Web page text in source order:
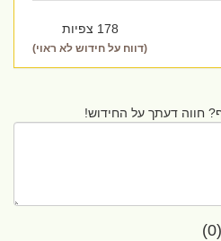
178 צפיות
(דווח על חידוש לא ראוי)
דעתך על החידוש!